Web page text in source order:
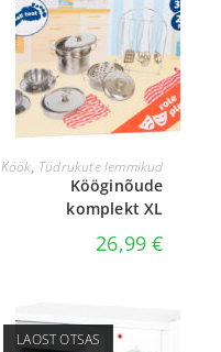
LISA KORVI
Köök, Tüdrukute lemmikud
Kööginõude
komplekt XL
26,99€
LAOST OTSAS